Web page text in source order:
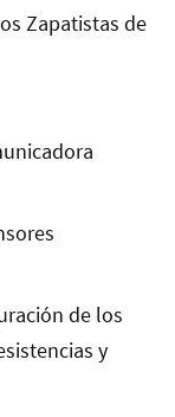
Zapatistas de
de los
y